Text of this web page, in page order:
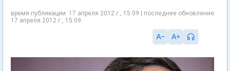
время публикации: 17 апреля 2012 г., 15:09 | последнее обновление:
17 апреля 2012 г., 15:09